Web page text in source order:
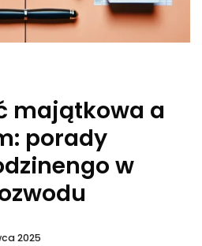
majątkowa a
porady
w
2025